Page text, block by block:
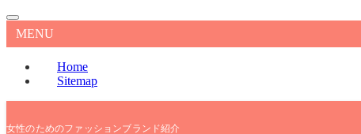
MENU
Home
Sitemap
女性のためのファッションブランド紹介